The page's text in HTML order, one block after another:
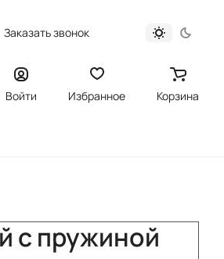
Заказать звонок
Войти Избранное Корзина
с пружиной